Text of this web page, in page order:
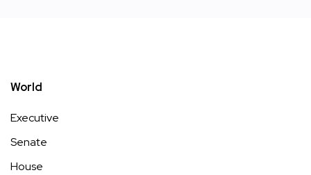
World
Executive
Senate
House